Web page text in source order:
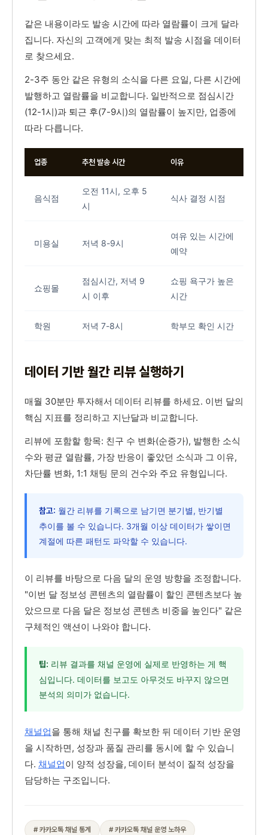
같은 내용이라도 발송 시간에 따라 열람률이 크게 달라
집니다. 자신의 고객에게 맞는 최적 발송 시점을 데이터
로 찾으세요.
2-3주 동안 같은 유형의 소식을 다른 요일, 다른 시간에
발행하고 열람률을 비교합니다. 일반적으로 점심시간
(12-1시)과 퇴근 후(7-9시)의 열람률이 높지만, 업종에
따라 다릅니다.
업종 추천 발송 시간 이유
음식점
오전 11시, 오후 5
시
식사 결정 시점
미용실 저녁 8-9시
여유 있는 시간에
예약
쇼핑몰
점심시간, 저녁 9
시 이후
쇼핑 욕구가 높은
시간
학원 저녁 7-8시 학부모 확인 시간
데이터 기반 월간 리뷰 실행하기
매월 30분만 투자해서 데이터 리뷰를 하세요. 이번 달의
핵심 지표를 정리하고 지난달과 비교합니다.
리뷰에 포함할 항목: 친구 수 변화(순증가), 발행한 소식
수와 평균 열람률, 가장 반응이 좋았던 소식과 그 이유,
차단률 변화, 1:1 채팅 문의 건수와 주요 유형입니다.
참고: 월간 리뷰를 기록으로 남기면 분기별, 반기별
추이를 볼 수 있습니다. 3개월 이상 데이터가 쌓이면
계절에 따른 패턴도 파악할 수 있습니다.
이 리뷰를 바탕으로 다음 달의 운영 방향을 조정합니다.
"이번 달 정보성 콘텐츠의 열람률이 할인 콘텐츠보다 높
았으므로 다음 달은 정보성 콘텐츠 비중을 높인다" 같은
구체적인 액션이 나와야 합니다.
팁: 리뷰 결과를 채널 운영에 실제로 반영하는 게 핵
심입니다. 데이터를 보고도 아무것도 바꾸지 않으면
분석의 의미가 없습니다.
채널업을 통해 채널 친구를 확보한 뒤 데이터 기반 운영
을 시작하면, 성장과 품질 관리를 동시에 할 수 있습니
다. 채널업이 양적 성장을, 데이터 분석이 질적 성장을
담당하는 구조입니다.
# 카카오톡 채널 통계 # 카카오톡 채널 운영 노하우